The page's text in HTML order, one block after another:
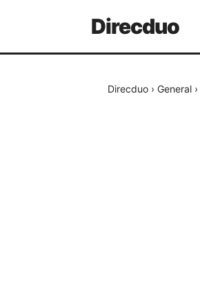
Direcduo
Direcduo › General ›